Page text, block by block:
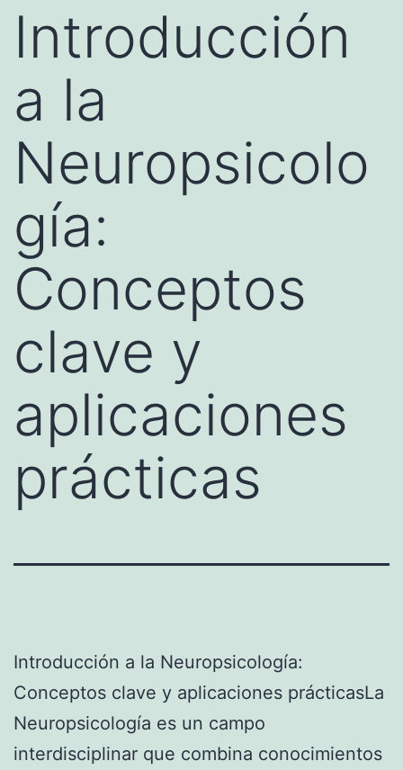
Introducción
a la
Neuropsicolo
gía:
Conceptos
clave y
aplicaciones
prácticas
Introducción a la Neuropsicología:
Conceptos clave y aplicaciones prácticasLa
Neuropsicología es un campo
interdisciplinar que combina conocimientos